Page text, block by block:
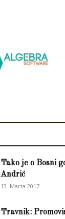
Tako je o Bosni
Andrić
13. Marta 2017.
Travnik: